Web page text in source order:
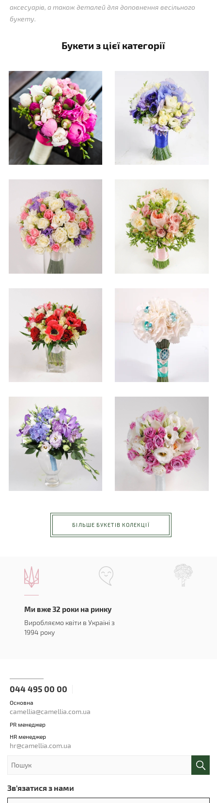
аксесуарів, а також деталей для доповнення весільного
букету.
Букети з цієї категорії
БІЛЬШЕ БУКЕТІВ КОЛЕКЦІЇ
Ми вже 32 роки на ринку
Виробляємо квіти в Україні з
1994 року
044 495 00 00
Основна
camellia@camellia.com.ua
PR менеджер
HR менеджер
hr@camellia.com.ua
Зв'язатися з нами